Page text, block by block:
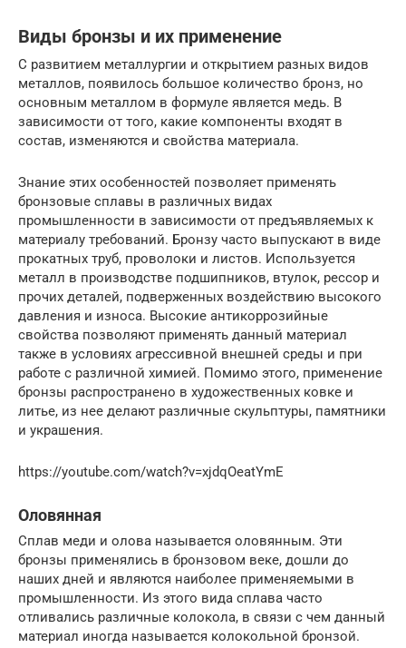
Виды бронзы и их применение
С развитием металлургии и открытием разных видов
металлов, появилось большое количество бронз, но
основным металлом в формуле является медь. В
зависимости от того, какие компоненты входят в
состав, изменяются и свойства материала.
Знание этих особенностей позволяет применять
бронзовые сплавы в различных видах
промышленности в зависимости от предъявляемых к
материалу требований. Бронзу часто выпускают в виде
прокатных труб, проволоки и листов. Используется
металл в производстве подшипников, втулок, рессор и
прочих деталей, подверженных воздействию высокого
давления и износа. Высокие антикоррозийные
свойства позволяют применять данный материал
также в условиях агрессивной внешней среды и при
работе с различной химией. Помимо этого, применение
бронзы распространено в художественных ковке и
литье, из нее делают различные скульптуры, памятники
и украшения.
https://youtube.com/watch?v=xjdqOeatYmE
Оловянная
Сплав меди и олова называется оловянным. Эти
бронзы применялись в бронзовом веке, дошли до
наших дней и являются наиболее применяемыми в
промышленности. Из этого вида сплава часто
отливались различные колокола, в связи с чем данный
материал иногда называется колокольной бронзой.